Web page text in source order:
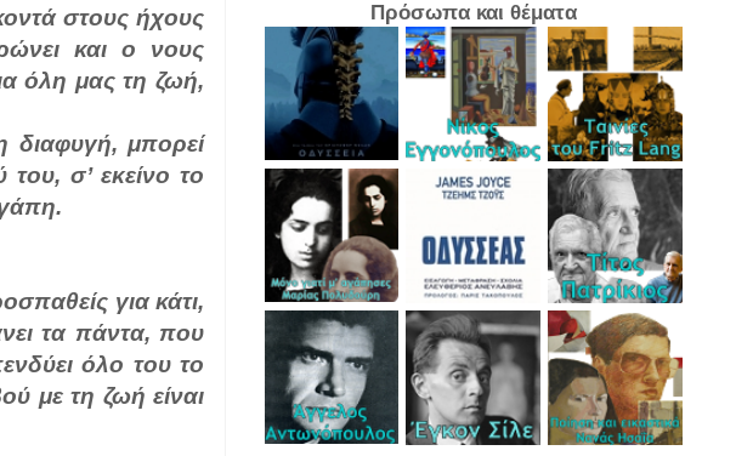
στους ήχους
και ο νους
όλη μας τη ζωή,
διαφυγή, μπορεί
σ’ εκείνο το
για κάτι,
τα πάντα, που
όλο του το
με τη ζωή είναι
Πρόσωπα και θέματα